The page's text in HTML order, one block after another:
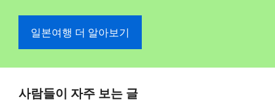
일본여행 더 알아보기
사람들이 자주 보는 글